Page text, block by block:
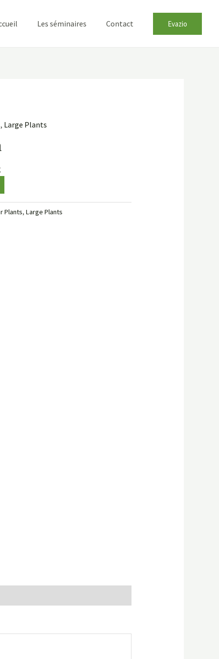
Les séminaires Contact Evazio
, Large Plants
Plants,Large Plants